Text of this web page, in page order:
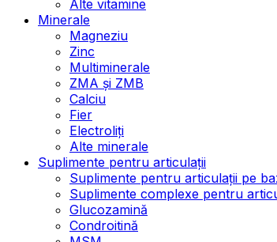
Alte vitamine
Minerale
Magneziu
Zinc
Multiminerale
ZMA și ZMB
Calciu
Fier
Electroliți
Alte minerale
Suplimente pentru articulații
Suplimente pentru articulații pe
Suplimente complexe pentru
Glucozamină
Condroitină